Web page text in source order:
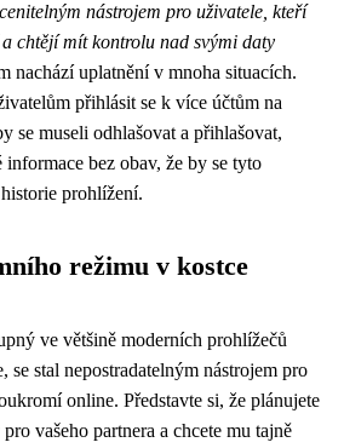
nástrojem pro uživatele, kteří
chtějí mít kontrolu nad svými daty
nachází uplatnění v mnoha situacích.
přihlásit se k více účtům na
se museli odhlašovat a přihlašovat,
bez obav, že by se tyto
prohlížení.
režimu v kostce
ve většině moderních prohlížečů
se stal nepostradatelným nástrojem pro
online. Představte si, že plánujete
pro vašeho partnera a chcete mu tajně